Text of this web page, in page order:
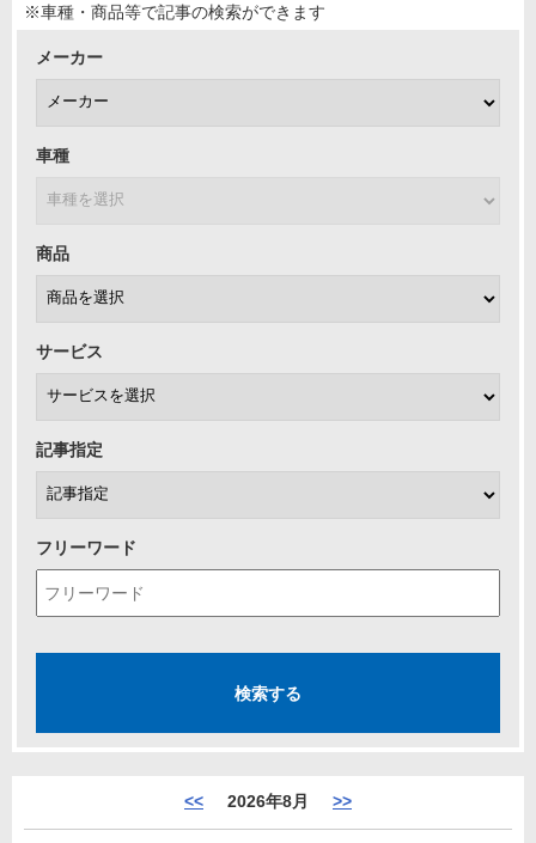
※車種・商品等で記事の検索ができます
メーカー
車種
商品
サービス
記事指定
フリーワード
<< 2026年8月 >>